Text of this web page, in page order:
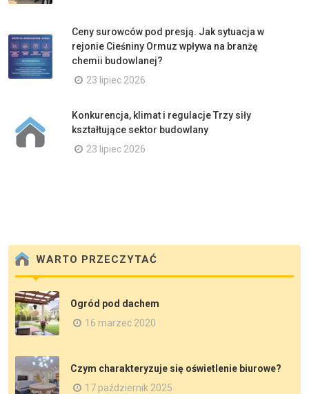
Ceny surowców pod presją. Jak sytuacja w
rejonie Cieśniny Ormuz wpływa na branżę
chemii budowlanej?
23 lipiec 2026
Konkurencja, klimat i regulacje Trzy siły
kształtujące sektor budowlany
23 lipiec 2026
WARTO PRZECZYTAĆ
Ogród pod dachem
16 marzec 2020
Czym charakteryzuje się oświetlenie biurowe?
17 październik 2025